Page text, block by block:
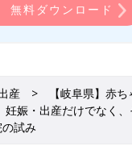
無料ダウンロード
産
【岐阜県】赤
妊娠・出産だけでなく
試み